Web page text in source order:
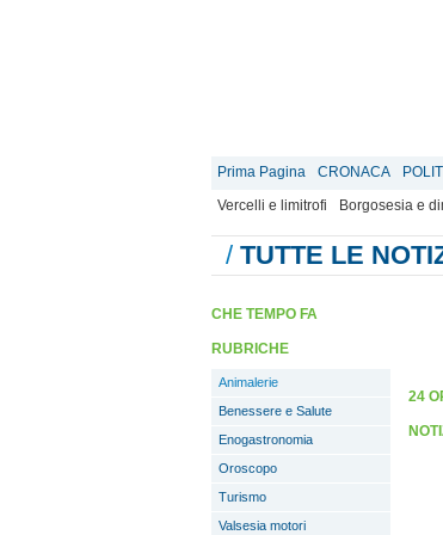
Prima Pagina CRONACA
Vercelli e limitrofi
Borgosesia e
/ TUTTE LE
CHE TEMPO FA
RUBRICHE
Animalerie
Benessere e Salute
Enogastronomia
Oroscopo
Turismo
Valsesia motori
24